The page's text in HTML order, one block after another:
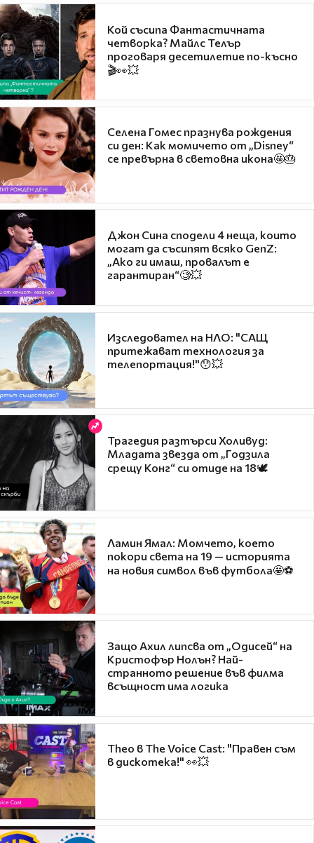
Кой съсипа Фантастичната
четворка? Майлс Телър
проговаря десетилетие по-късно
🎬👀💥
Селена Гомес празнува рождения
си ден: Как момичето от „Disney“
се превърна в световна икона🤩🎂
Джон Сина сподели 4 неща, които
могат да съсипят всяко GenZ:
„Ако ги имаш, провалът е
гарантиран“🧐💥
Изследовател на НЛО: "САЩ
притежават технология за
телепортация!"😯💥
Трагедия разтърси Холивуд:
Младата звезда от „Годзила
срещу Конг“ си отиде на 18🕊️
Ламин Ямал: Момчето, което
покори света на 19 — историята
на новия символ във футбола🤩⚽
Защо Ахил липсва от „Одисей“ на
Кристофър Нолън? Най-
странното решение във филма
всъщност има логика
Theo в The Voice Cast: "Правен съм
в дискотека!" 👀💥